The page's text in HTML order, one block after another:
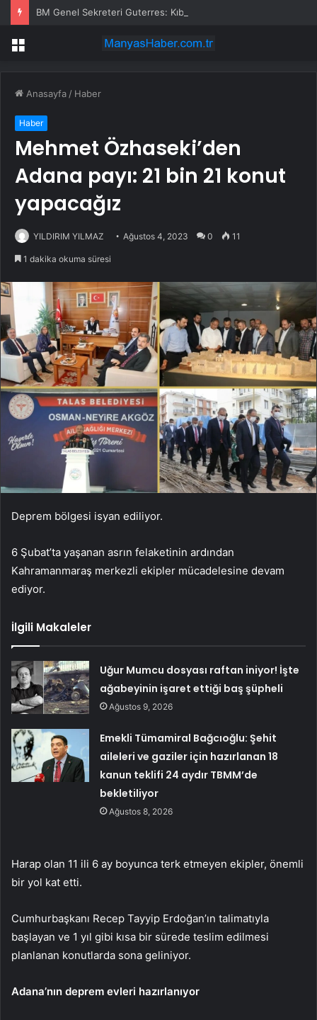
Menü
Anasayfa / Haber
Haber
Mehmet Özhaseki’den
Adana payı: 21 bin 21 konut
yapacağız
YILDIRIM YILMAZ Ağustos 4, 2023 0 11
1 dakika okuma süresi
Deprem bölgesi isyan ediliyor.
6 Şubat’ta yaşanan asrın felaketinin ardından
Kahramanmaraş merkezli ekipler mücadelesine devam
ediyor.
İlgili Makaleler
Uğur Mumcu dosyası raftan iniyor! İşte
ağabeyinin işaret ettiği baş şüpheli
Ağustos 9, 2026
Emekli Tümamiral Bağcıoğlu: Şehit
aileleri ve gaziler için hazırlanan 18
kanun teklifi 24 aydır TBMM’de
bekletiliyor
Ağustos 8, 2026
Harap olan 11 ili 6 ay boyunca terk etmeyen ekipler, önemli
bir yol kat etti.
Cumhurbaşkanı Recep Tayyip Erdoğan’ın talimatıyla
başlayan ve 1 yıl gibi kısa bir sürede teslim edilmesi
planlanan konutlarda sona geliniyor.
Adana’nın deprem evleri hazırlanıyor